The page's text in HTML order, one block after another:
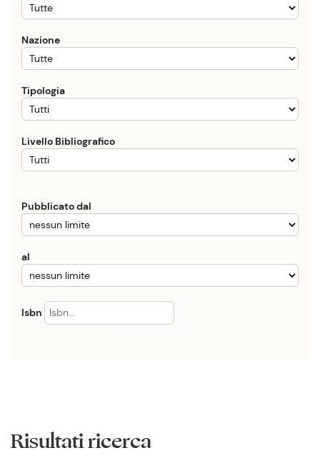
Nazione
Tipologia
Livello Bibliografico
Pubblicato dal
al
Isbn
Risultati ricerca